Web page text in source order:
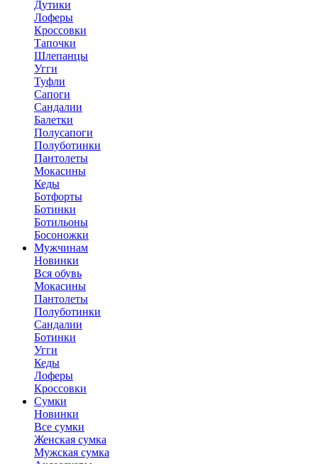
Дутики
Лоферы
Кроссовки
Тапочки
Шлепанцы
Угги
Туфли
Сапоги
Сандалии
Балетки
Полусапоги
Полуботинки
Пантолеты
Мокасины
Кеды
Ботфорты
Ботинки
Ботильоны
Босоножки
Мужчинам
Новинки
Вся обувь
Мокасины
Пантолеты
Полуботинки
Сандалии
Ботинки
Угги
Кеды
Лоферы
Кроссовки
Сумки
Новинки
Все сумки
Женская сумка
Мужская сумка